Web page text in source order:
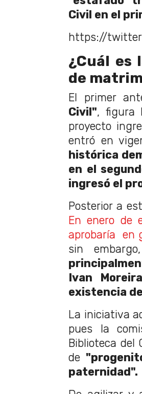
Civil en el
https://
¿Cuál es
de
El primer
Civil", figura
proyecto
entró en
histórica
en el
ingresó el
Posterior a
En enero de
aprobaría en
sin embargo,
Ivan
existencia
La iniciativa
pues la
Biblioteca del
de
paternidad".